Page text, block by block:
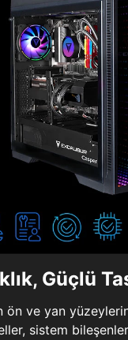
Güçlü
ön ve yan
sistem